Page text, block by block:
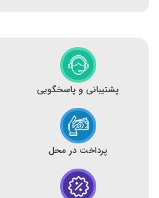
پشتیبانی و پاسخگویی
پرداخت در محل